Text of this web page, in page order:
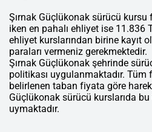
Şırnak Güçlükonak sürücü kursu
iken en pahalı ehliyet ise 11.836
ehliyet kurslarından birine kayıt
paraları vermeniz gerekmektedir.
Şırnak Güçlükonak şehrinde
politikası uygulanmaktadır.
belirlenen taban fiyata göre
Güçlükonak sürücü kurslarıda
uymaktadır.